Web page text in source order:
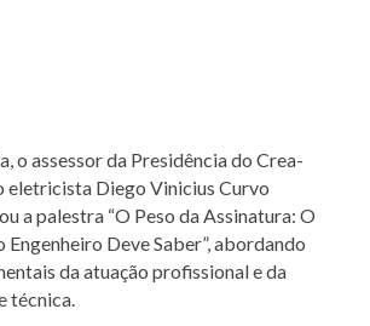
o assessor da Presidência do Crea-
eletricista Diego Vinicius Curvo
a palestra “O Peso da Assinatura: O
Deve Saber”, abordando
da atuação profissional e da
técnica.